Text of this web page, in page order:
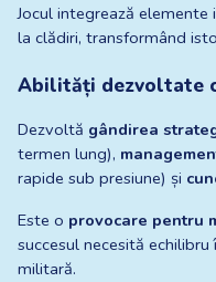
Jocul integrează
la clădiri, transformând
Abilități dezvoltate
Dezvoltă gândirea
termen lung),
rapide sub presiune) și
Este o provocare pentru
succesul necesită
militară.